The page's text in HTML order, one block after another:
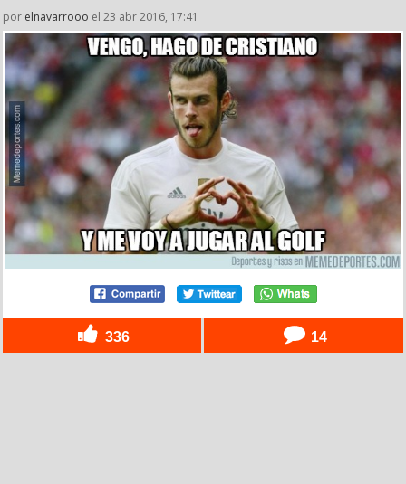
por elnavarrooo el 23 abr 2016, 17:41
336 14